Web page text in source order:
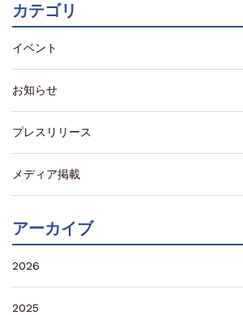
カテゴリ
イベント
お知らせ
プレスリリース
メディア掲載
アーカイブ
2026
2025